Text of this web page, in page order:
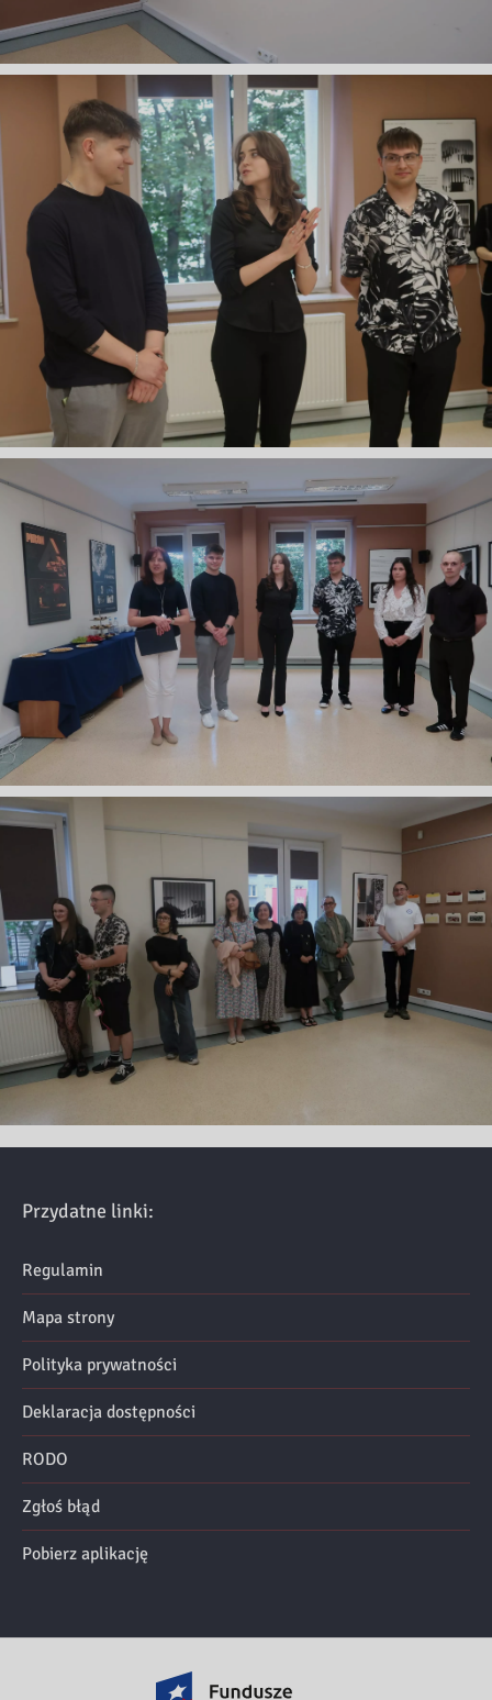
Przydatne linki:
Regulamin
Mapa strony
Polityka prywatności
Deklaracja dostępności
RODO
Zgłoś błąd
Pobierz aplikację